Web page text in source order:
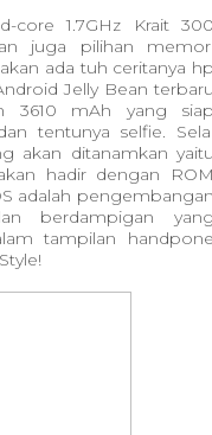
core 1.7GHz Krait
juga pilihan
ada tuh ceritanya
Jelly Bean
3610 mAh yang
tentunya selfie.
akan ditanamkan
hadir dengan
adalah
berdampigan
tampilan